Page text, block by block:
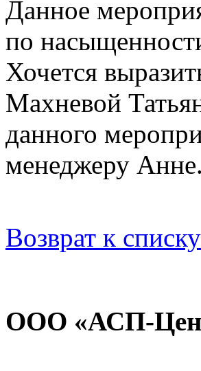
Данное
по
Хочется
Махневой
данного
менеджеру Анне.
Возврат к списку
ООО «АСП-